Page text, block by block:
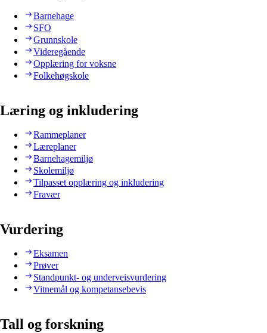
Barnehage
SFO
Grunnskole
Videregående
Opplæring for voksne
Folkehøgskole
Læring og inkludering
Rammeplaner
Læreplaner
Barnehagemiljø
Skolemiljø
Tilpasset opplæring og inkludering
Fravær
Vurdering
Eksamen
Prøver
Standpunkt- og underveisvurdering
Vitnemål og kompetansebevis
Tall og forskning